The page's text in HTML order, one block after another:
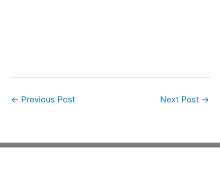
← Previous Post Next Post →